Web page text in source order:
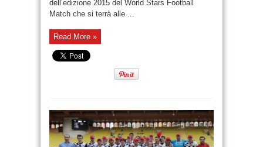
dell’edizione 2015 del World Stars Football
Match che si terrà alle ...
Read More »